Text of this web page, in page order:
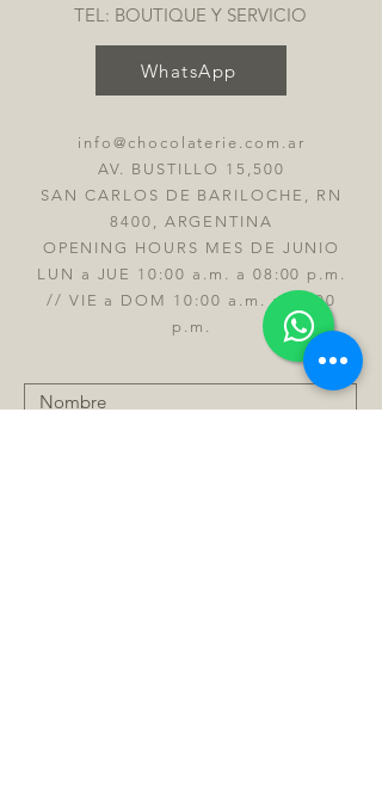
TEL: BOUTIQUE Y SERVICIO
WhatsApp
info@chocolaterie.com.ar
AV. BUSTILLO 15,500
SAN CARLOS DE BARILOCHE, RN
8400, ARGENTINA
OPENING HOURS MES DE JUNIO
LUN a JUE 10:00 a.m. a 08:00 p.m.
// VIE a DOM 10:00 a.m. a 09:00
p.m.